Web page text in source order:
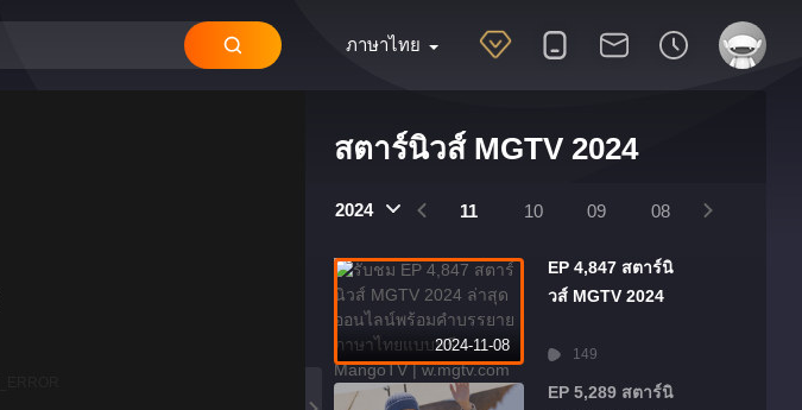
ภาษาไทย
สตาร์นิวส์ MGTV 2024
2024
01 12 11 10 09 08
2024-11-08
EP 4,847 สตาร์นิ
วส์ MGTV 2024
149
EP 5,289 สตาร์นิ